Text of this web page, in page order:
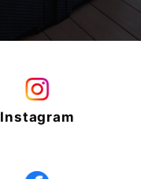
Instagram